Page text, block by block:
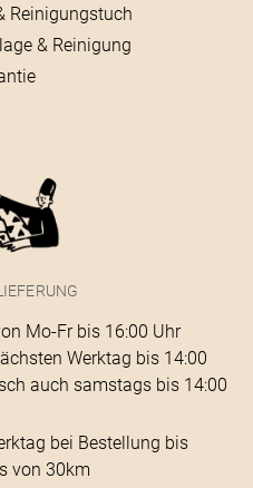
Reinigungstuch
& Reinigung
Mo-Fr bis 16:00 Uhr
Werktag bis 14:00
auch samstags bis 14:00
bei Bestellung bis
von 30km